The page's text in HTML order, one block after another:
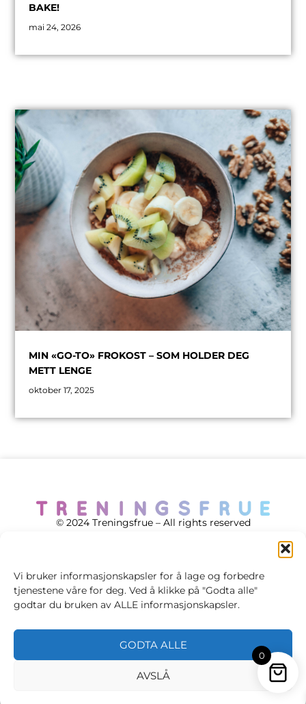
Vi bruker informasjonskapsler for å lage og forbedre
tjenestene våre for deg. Ved å klikke på "Godta alle"
godtar du bruken av ALLE informasjonskapsler.
GODTA ALLE
AVSLÅ
BAKE!
mai 24, 2026
MIN «GO-TO» FROKOST – SOM HOLDER DEG
METT LENGE
oktober 17, 2025
© 2024 Treningsfrue – All rights reserved
Cookie policy
Personvernsvilkår
0